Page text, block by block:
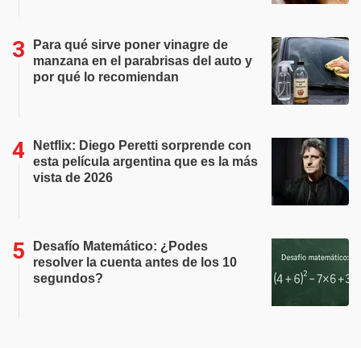
Para qué sirve poner vinagre de
manzana en el parabrisas del auto y
por qué lo recomiendan
Netflix: Diego Peretti sorprende con
esta película argentina que es la más
vista de 2026
Desafío Matemático: ¿Podes
resolver la cuenta antes de los 10
segundos?